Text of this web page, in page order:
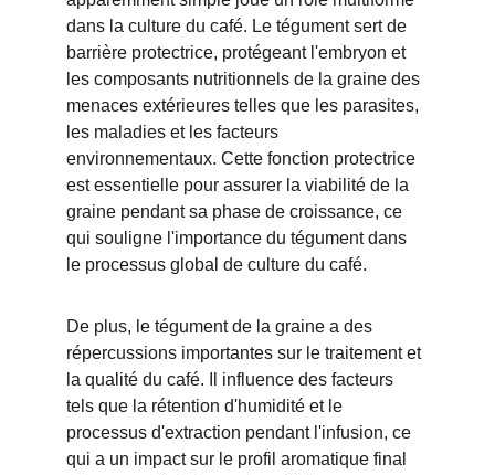
dans la culture du café. Le tégument sert de
barrière protectrice, protégeant l'embryon et
les composants nutritionnels de la graine des
menaces extérieures telles que les parasites,
les maladies et les facteurs
environnementaux. Cette fonction protectrice
est essentielle pour assurer la viabilité de la
graine pendant sa phase de croissance, ce
qui souligne l'importance du tégument dans
le processus global de culture du café.
De plus, le tégument de la graine a des
répercussions importantes sur le traitement et
la qualité du café. Il influence des facteurs
tels que la rétention d'humidité et le
processus d'extraction pendant l'infusion, ce
qui a un impact sur le profil aromatique final